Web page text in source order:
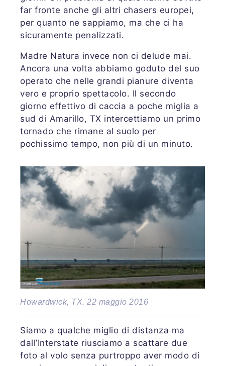
far fronte anche gli altri chasers europei,
per quanto ne sappiamo, ma che ci ha
sicuramente penalizzati.
Madre Natura invece non ci delude mai.
Ancora una volta abbiamo goduto del suo
operato che nelle grandi pianure diventa
vero e proprio spettacolo. Il secondo
giorno effettivo di caccia a poche miglia a
sud di Amarillo, TX intercettiamo un primo
tornado che rimane al suolo per
pochissimo tempo, non più di un minuto.
Howardwick, TX. 22 maggio 2016
Siamo a qualche miglio di distanza ma
dall’Interstate riusciamo a scattare due
foto al volo senza purtroppo aver modo di